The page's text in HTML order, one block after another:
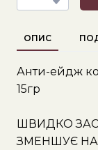
ОПИС
Анти-ейдж
15гр
ШВИДКО
ЗМЕНШУЄ